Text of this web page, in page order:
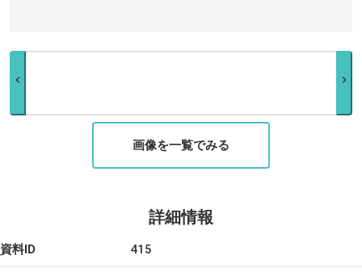
chevron_left chevron_right
画像を一覧でみる
詳細情報
資料ID 415